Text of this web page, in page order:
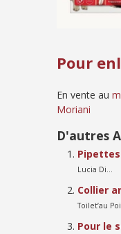
Pour
En vente au
Moriani
D'autres
Pipettes
Lucia Di...
Collier
Toilet’au
Pour le